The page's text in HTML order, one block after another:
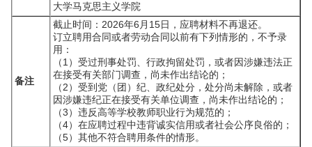
大学马克思主义学院
备注
截止时间：2026年6月15日，应聘材料不再退还。
订立聘用合同或者劳动合同以前有下列情形的，不予录
用：
（1）受过刑事处罚、行政拘留处罚，或者因涉嫌违法正
在接受有关部门调查，尚未作出结论的；
（2）受到党（团）纪、政纪处分，处分尚未解除，或者
因涉嫌违纪正在接受有关单位调查，尚未作出结论的；
（3）违反高等学校教师职业行为规范的；
（4）在应聘过程中违背诚实信用或者社会公序良俗的；
（5）其他不符合聘用条件的情形。